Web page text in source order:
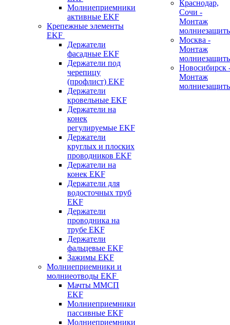
Молниеприемники
активные EKF
Крепежные элементы
EKF
Держатели
фасадные EKF
Держатели под
черепицу
(профлист) EKF
Держатели
кровельные EKF
Держатели на
конек
регулируемые EKF
Держатели
круглых и плоских
проводников EKF
Держатели на
конек EKF
Держатели для
водосточных труб
EKF
Держатели
проводника на
трубе EKF
Держатели
фальцевые EKF
Зажимы EKF
Молниеприемники и
молниеотводы EKF
Мачты ММСП
EKF
Молниеприемники
пассивные EKF
Молниеприемники
Краснодар,
Сочи -
Монтаж
Москва -
Монтаж
Новосибирск
Монтаж